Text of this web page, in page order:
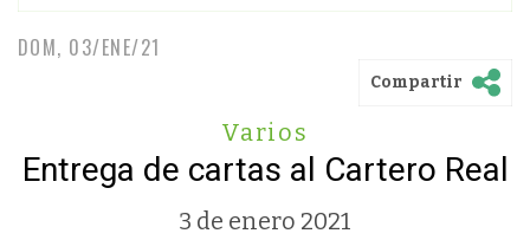
DOM, 03/ENE/21
Compartir
Varios
Entrega de cartas al Cartero Real
3 de enero 2021